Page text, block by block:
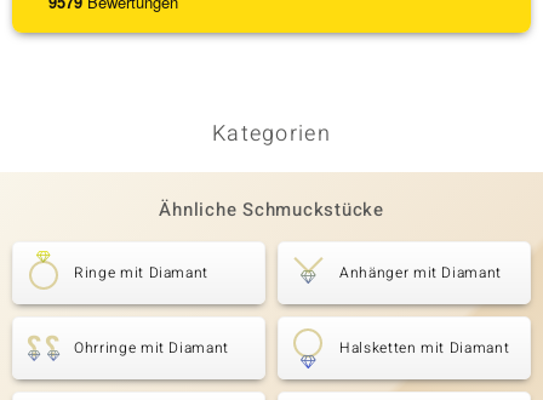
Kategorien
Ähnliche Schmuckstücke
Ringe mit Diamant Anhänger mit Diamant
Ohrringe mit Diamant Halsketten mit Diamant